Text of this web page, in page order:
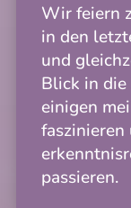
Wir feiern
in den
und
Blick in die
einigen
faszinieren
passieren.